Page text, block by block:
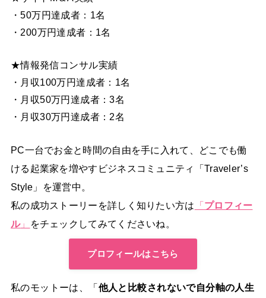
・50万円達成者：1名
・200万円達成者：1名
★情報発信コンサル実績
・月収100万円達成者：1名
・月収50万円達成者：3名
・月収30万円達成者：2名
PC一台でお金と時間の自由を手に入れて、どこでも働
ける起業家を増やすビジネスコミュニティ「Traveler’s
Style」を運営中。
私の成功ストーリーを詳しく知りたい方は 「 プロフィー
ル」 をチェックしてみてくださいね。
プロフィールはこちら
私のモットーは、「他人と比較されないで自分軸の人生